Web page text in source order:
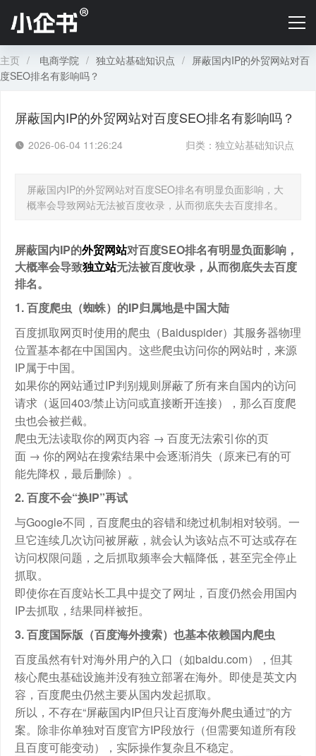
首页
B2C店铺定价
电商学院
主页 / 电商学院 / 独立站基础知识点 / 屏蔽国内IP的外贸网站对百
度SEO排名有影响吗？
屏蔽国内IP的外贸网站对百度SEO排名有影响吗？
2026-06-04 11:26:24 归类： 独立站基础知识点
屏蔽国内IP的外贸网站对百度SEO排名有明显负面影响，大
概率会导致网站无法被百度收录，从而彻底失去百度排名。
屏蔽国内IP的外贸网站对百度SEO排名有明显负面影响，
大概率会导致独立站无法被百度收录，从而彻底失去百度
排名。
1. 百度爬虫（蜘蛛）的IP归属地是中国大陆
百度抓取网页时使用的爬虫（Baiduspider）其服务器物理
位置基本都在中国国内。这些爬虫访问你的网站时，来源
IP属于中国。
如果你的网站通过IP判别规则屏蔽了所有来自国内的访问
请求（返回403/禁止访问或直接断开连接），那么百度爬
虫也会被拦截。
爬虫无法读取你的网页内容 → 百度无法索引你的页
面 → 你的网站在搜索结果中会逐渐消失（原来已有的可
能先降权，最后删除）。
2. 百度不会“换IP”再试
与Google不同，百度爬虫的容错和绕过机制相对较弱。一
旦它连续几次访问被屏蔽，就会认为该站点不可达或存在
访问权限问题，之后抓取频率会大幅降低，甚至完全停止
抓取。
即使你在百度站长工具中提交了网址，百度仍然会用国内
IP去抓取，结果同样被拒。
3. 百度国际版（百度海外搜索）也基本依赖国内爬虫
百度虽然有针对海外用户的入口（如baidu.com），但其
核心爬虫基础设施并没有独立部署在海外。即使是英文内
容，百度爬虫仍然主要从国内发起抓取。
所以，不存在“屏蔽国内IP但只让百度海外爬虫通过”的方
案。除非你单独对百度官方IP段放行（但需要知道所有段
且百度可能变动），实际操作复杂且不稳定。